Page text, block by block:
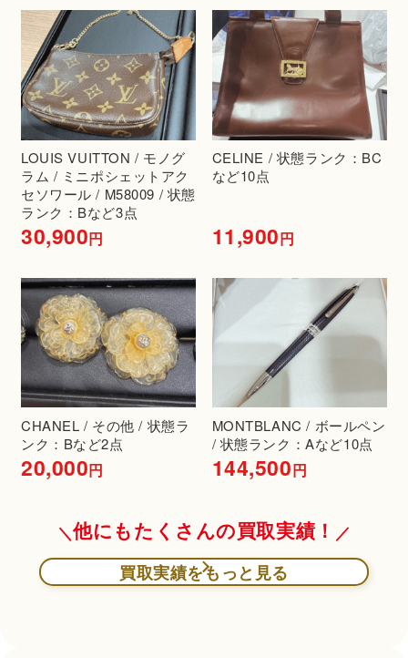
LOUIS VUITTON / モノグ
ラム / ミニポシェットアク
セソワール / M58009 / 状態
ランク：Bなど3点
30,900円
CELINE / 状態ランク：BC
など10点
11,900円
CHANEL / その他 / 状態ラ
ンク：Bなど2点
20,000円
MONTBLANC / ボールペン
/ 状態ランク：Aなど10点
144,500円
他にもたくさんの買取実績！
買取実績をもっと見る